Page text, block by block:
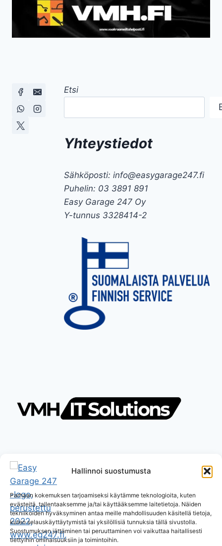
Hallinnoi suostumusta
Parhaan kokemuksen tarjoamiseksi käytämme teknologioita, kuten
evästeitä, tallentaaksemme ja/tai käyttääksemme laitetietoja. Näiden
tekniikoiden hyväksyminen antaa meille mahdollisuuden käsitellä tietoja,
kuten selauskäyttäytymistä tai yksilöllisiä tunnuksia tällä sivustolla.
Suostumuksen jättäminen tai peruuttaminen voi vaikuttaa haitallisesti
tiettyihin ominaisuuksiin ja toimintoihin.
Etsi
Yhteystiedot
Sähköposti: info@easygarage247.fi
Puhelin: 03 3891 891
Easy Garage 247 Oy
Y-tunnus 3328414-2